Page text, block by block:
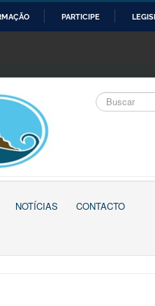
PARTICIPE
Buscar
NOTÍCIAS
CONTACTO